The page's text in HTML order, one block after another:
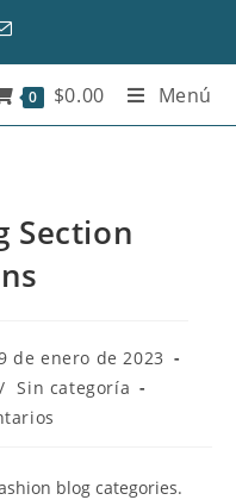
0 $0.00 Menú
Section
de enero de 2023
/ Sin categoría
blog categories.